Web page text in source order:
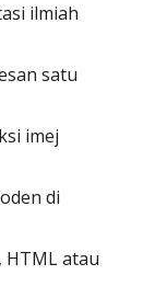
ilmiah
satu
imej
di
HTML atau